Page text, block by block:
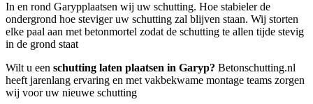
In en rond Garypplaatsen wij uw schutting. Hoe stabieler de
ondergrond hoe steviger uw schutting zal blijven staan. Wij storten
elke paal aan met betonmortel zodat de schutting te allen tijde stevig
in de grond staat
Wilt u een schutting laten plaatsen in Garyp? Betonschutting.nl
heeft jarenlang ervaring en met vakbekwame montage teams zorgen
wij voor uw nieuwe schutting